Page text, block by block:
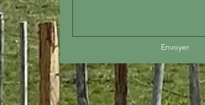
Envoyer